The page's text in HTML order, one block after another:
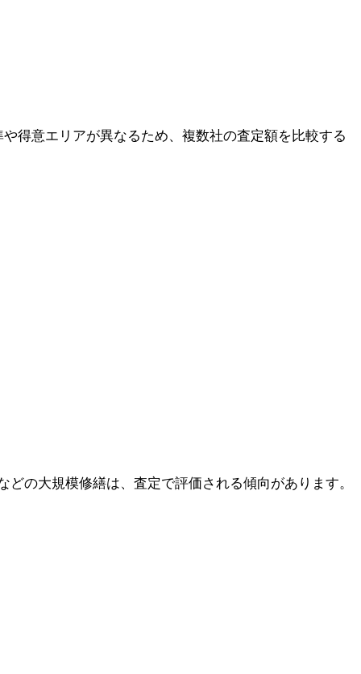
得意エリアが異なるため、複数社の査定額を比較する
の大規模修繕は、査定で評価される傾向があります。